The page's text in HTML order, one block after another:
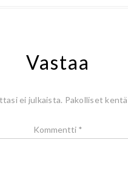
Vastaa
ei julkaista. Pakolliset
Kommentti *